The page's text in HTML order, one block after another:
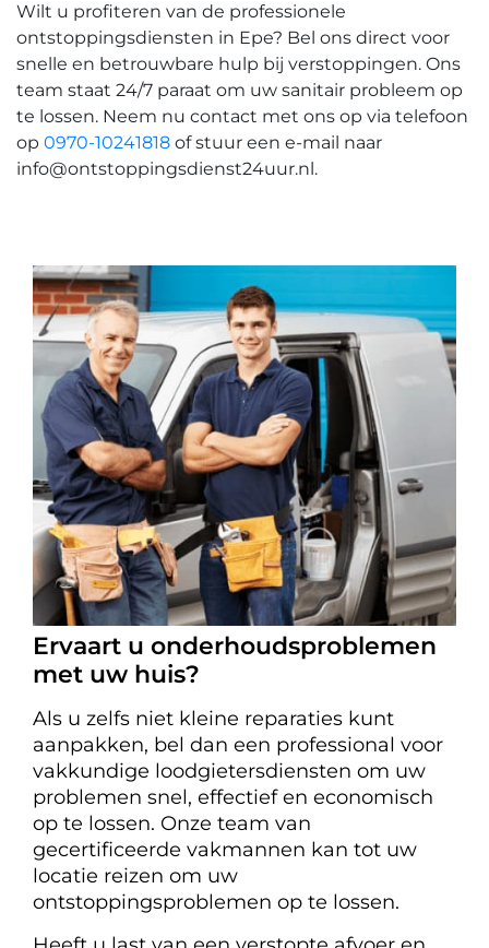
Wilt u profiteren van de professionele
ontstoppingsdiensten in Epe? Bel ons direct voor
snelle en betrouwbare hulp bij verstoppingen.​ Ons
team staat 24/7 paraat om uw sanitair probleem op
te lossen.​ Neem nu contact met ons op via telefoon
op 0970-10241818 of stuur een e-mail naar
info@ontstoppingsdienst24uur.nl.​
Ervaart u onderhoudsproblemen
met uw huis?
Als u zelfs niet kleine reparaties kunt
aanpakken, bel dan een professional voor
vakkundige loodgietersdiensten om uw
problemen snel, effectief en economisch
op te lossen. Onze team van
gecertificeerde vakmannen kan tot uw
locatie reizen om uw
ontstoppingsproblemen op te lossen.